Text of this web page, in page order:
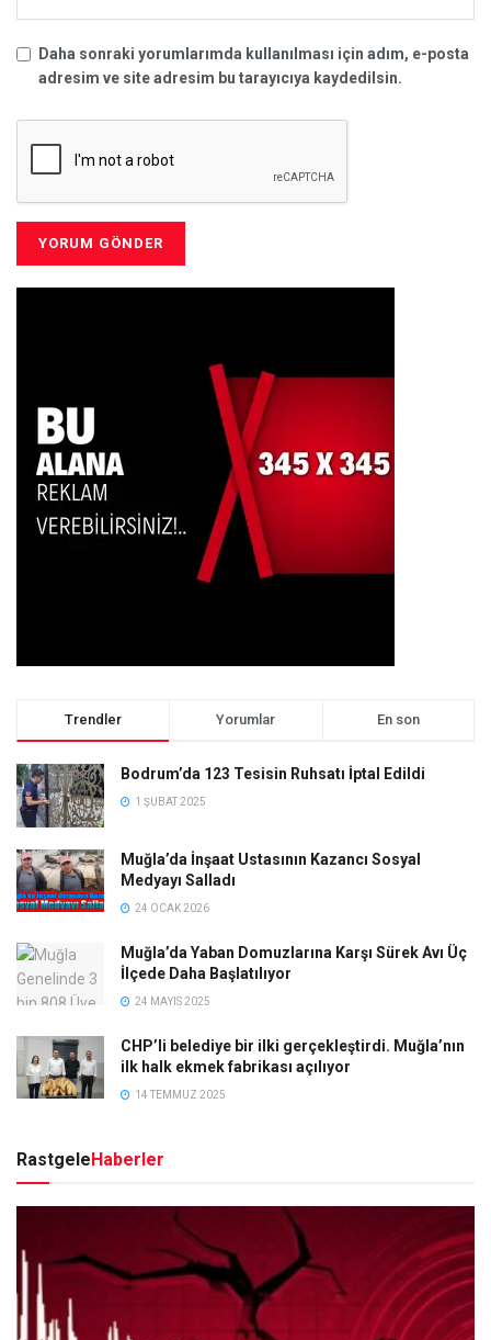
Daha sonraki yorumlarımda kullanılması için adım, e-posta
adresim ve site adresim bu tarayıcıya kaydedilsin.
Trendler Yorumlar En son
Bodrum’da 123 Tesisin Ruhsatı İptal Edildi
1 ŞUBAT 2025
Muğla’da İnşaat Ustasının Kazancı Sosyal
Medyayı Salladı
24 OCAK 2026
Muğla’da Yaban Domuzlarına Karşı Sürek Avı Üç
İlçede Daha Başlatılıyor
24 MAYIS 2025
CHP’li belediye bir ilki gerçekleştirdi. Muğla’nın
ilk halk ekmek fabrikası açılıyor
14 TEMMUZ 2025
RastgeleHaberler